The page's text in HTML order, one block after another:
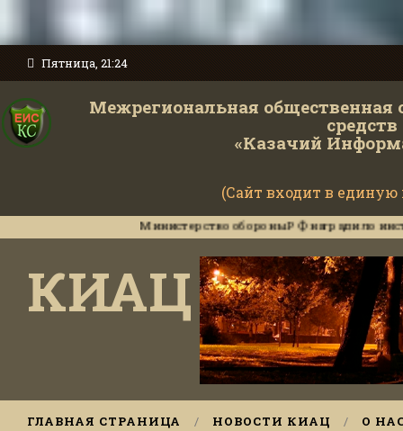
Пятница, 21:24
Межрегиональная общественная
«Казачий
(Сайт входит в
Министерство обороны РФ наградило
КИАЦ
ГЛАВНАЯ СТРАНИЦА НОВОСТИ КИАЦ
О